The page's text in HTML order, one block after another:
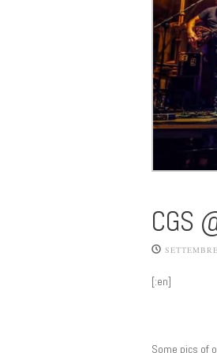
CGS
[:en]
Some pics of